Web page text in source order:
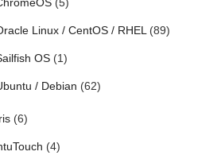
(5)
Linux / CentOS / RHEL(89)
OS(1)
/ Debian (62)
(6)
(4)